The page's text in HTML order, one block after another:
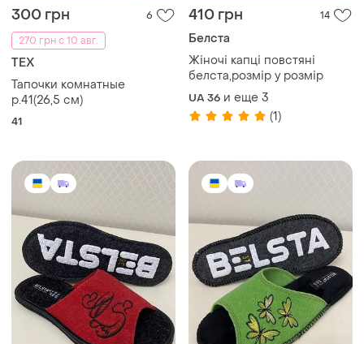
300 грн
6
270 грн с 10 авг.
TEX
Тапочки комнатные
р.41(26,5 см)
41
410 грн 14
Белста
Жіночі капці повстяні
белста,розмір у розмір
UA 36 и еще 3
(1)